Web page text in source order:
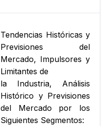
Tendencias Históricas y
Previsiones del
Mercado, Impulsores y
Limitantes de
la Industria, Análisis
Histórico y Previsiones
del Mercado por los
Siguientes Segmentos: